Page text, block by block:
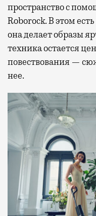
пространство с
Roborock. В этом
она делает образы
техника остается
повествования —
нее.